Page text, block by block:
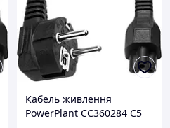
Кабель живлення
PowerPlant CC360284 C5